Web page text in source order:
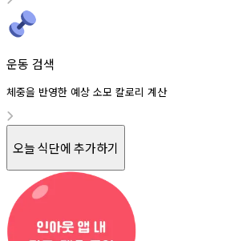
운동 검색
체중을 반영한 예상 소모 칼로리 계산
오늘 식단에 추가하기